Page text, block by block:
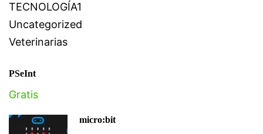
TECNOLOGÍA1
Uncategorized
Veterinarias
PSeInt
Gratis
micro:bit